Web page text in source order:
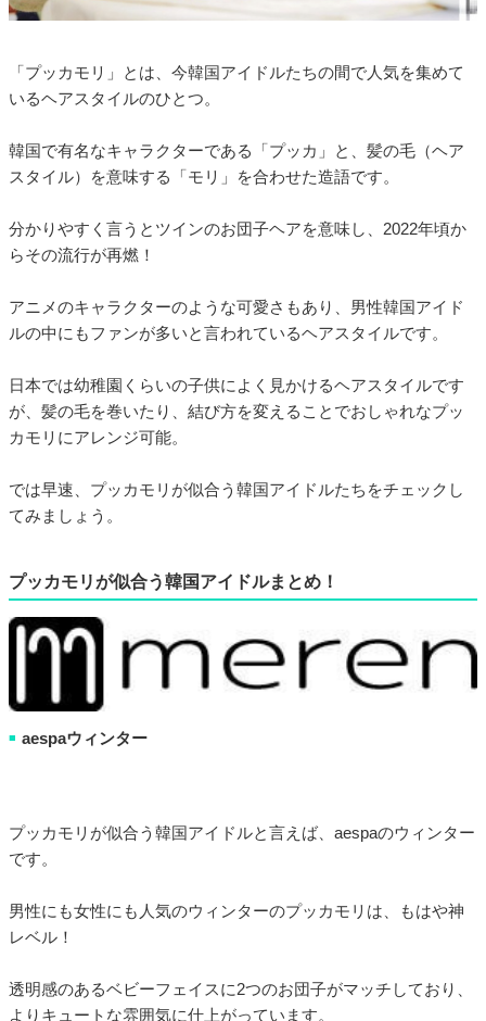
「プッカモリ」とは、今韓国アイドルたちの間で人気を集めて
いるヘアスタイルのひとつ。
韓国で有名なキャラクターである「プッカ」と、髪の毛（ヘア
スタイル）を意味する「モリ」を合わせた造語です。
分かりやすく言うとツインのお団子ヘアを意味し、2022年頃か
らその流行が再燃！
アニメのキャラクターのような可愛さもあり、男性韓国アイド
ルの中にもファンが多いと言われているヘアスタイルです。
日本では幼稚園くらいの子供によく見かけるヘアスタイルです
が、髪の毛を巻いたり、結び方を変えることでおしゃれなプッ
カモリにアレンジ可能。
では早速、プッカモリが似合う韓国アイドルたちをチェックし
てみましょう。
プッカモリが似合う韓国アイドルまとめ！
■ aespaウィンター
プッカモリが似合う韓国アイドルと言えば、aespaのウィンター
です。
男性にも女性にも人気のウィンターのプッカモリは、もはや神
レベル！
透明感のあるベビーフェイスに2つのお団子がマッチしており、
よりキュートな雰囲気に仕上がっています。